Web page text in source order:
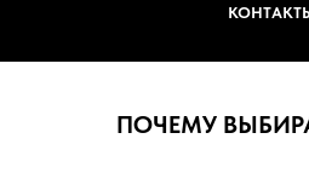
ПОЧЕМУ